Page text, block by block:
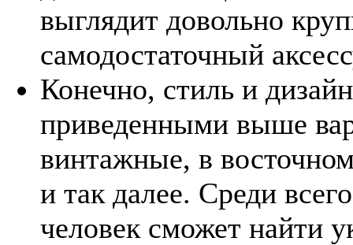
выглядит довольно
самодостаточный
Конечно, стиль и
приведенными выше
винтажные, в
и так далее. Среди
человек сможет найти